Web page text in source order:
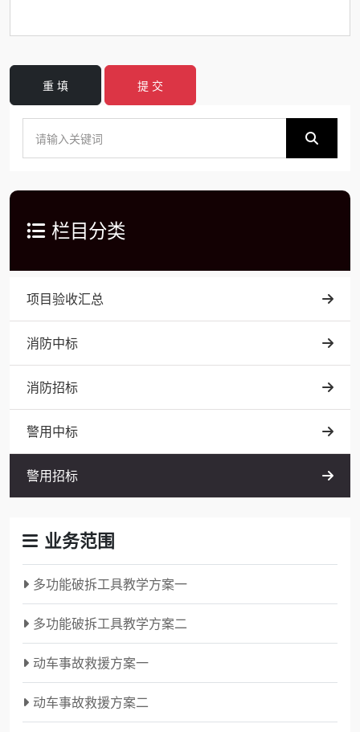
重 填 提 交
栏目分类
项目验收汇总
消防中标
消防招标
警用中标
警用招标
业务范围
多功能破拆工具教学方案一
多功能破拆工具教学方案二
动车事故救援方案一
动车事故救援方案二